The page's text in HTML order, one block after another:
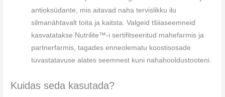
antioksüdante, mis aitavad naha tervislikku ilu
silmanähtavalt toita ja kaitsta. Valgeid tšiiaseemneid
kasvatatakse Nutrilite™-i sertifitseeritud mahefarmis ja
partnerfarmis, tagades enneolematu koostisosade
tuvastatavuse alates seemnest kuni nahahooldustooteni.
Kuidas seda kasutada?